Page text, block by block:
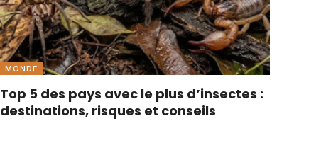
MONDE
Top 5 des pays avec le plus d’insectes :
destinations, risques et conseils